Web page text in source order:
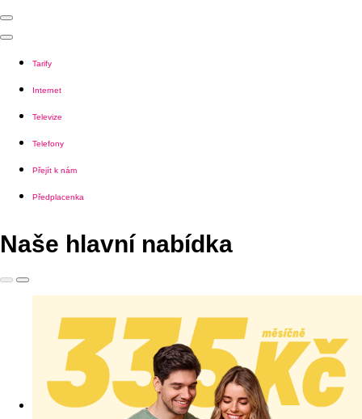
Tarify
Internet
Televize
Telefony
Přejít k nám
Předplacenka
Naše hlavní nabídka